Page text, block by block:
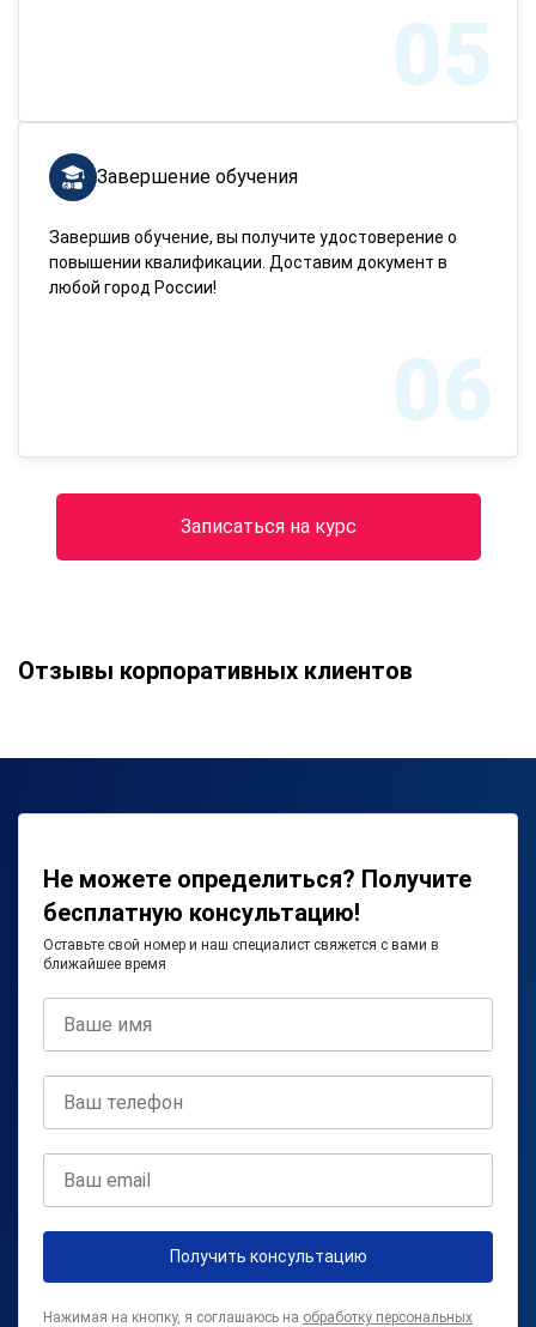
05
Завершение обучения
Завершив обучение, вы получите удостоверение о
повышении квалификации. Доставим документ в
любой город России!
06
Записаться на курс
Отзывы корпоративных клиентов
Не можете определиться? Получите
бесплатную консультацию!
Оставьте свой номер и наш специалист свяжется с вами в
ближайшее время
Получить консультацию
Нажимая на кнопку, я соглашаюсь на обработку персональных